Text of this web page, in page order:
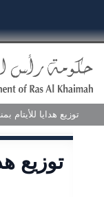
توزيع هدايا للأيتام
توزيع